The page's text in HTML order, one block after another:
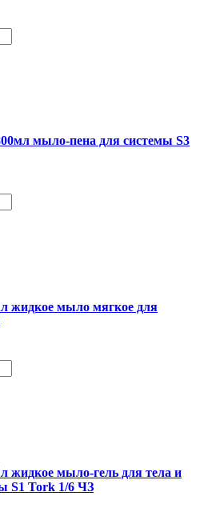
мыло-пена для системы S3
жидкое мыло мягкое для
мыло-гель для тела и
S1 Tork 1/6 ЧЗ